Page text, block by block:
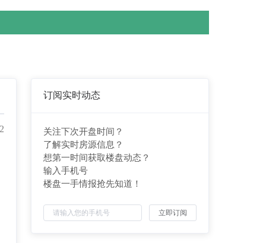
订阅实时动态
关注下次开盘时间？
了解实时房源信息？
想第一时间获取楼盘动态？
输入手机号
楼盘一手情报抢先知道！
立即订阅